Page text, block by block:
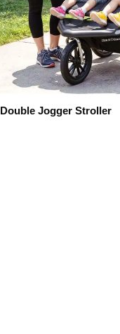
Double Jogger Stroller